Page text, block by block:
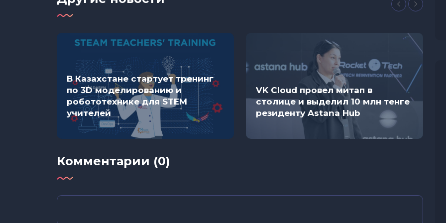
В Казахстане стартует тренинг
по 3D моделированию и
робототехнике для STEM
учителей
VK Cloud провел митап в
столице и выделил 10 млн тенге
резиденту Astana Hub
Комментарии (0)